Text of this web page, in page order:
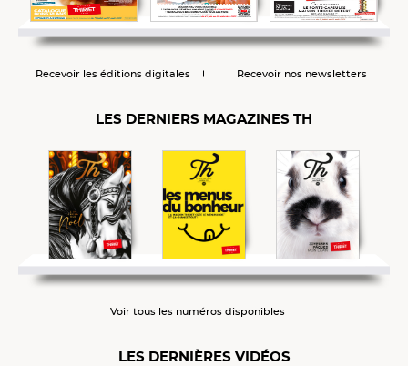
Recevoir les éditions digitales Recevoir nos newsletters
LES DERNIERS MAGAZINES TH
Voir tous les numéros disponibles
LES DERNIÈRES VIDÉOS